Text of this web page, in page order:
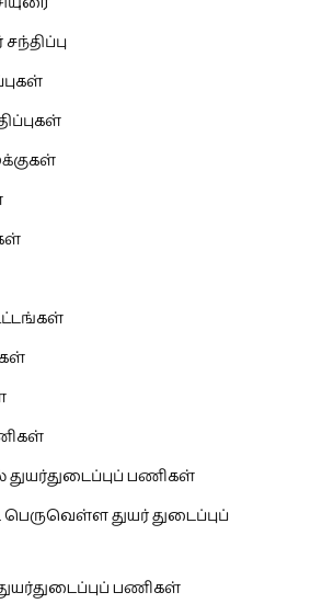
துயர்துடைப்புப் பணிகள்
துயர் துடைப்புப்
பணிகள்